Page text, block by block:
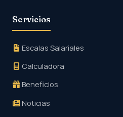
Servicios
Escalas Salariales
Calculadora
Beneficios
Noticias